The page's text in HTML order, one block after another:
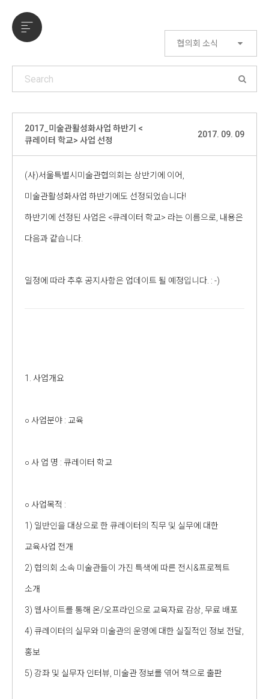
협의회 소식
2017_미술관활성화사업 하반기 <
큐레이터 학교> 사업 선정
2017. 09. 09
(사)서울특별시미술관협의회는 상반기에 이어,
미술관활성화사업 하반기에도 선정되었습니다!
하반기에 선정된 사업은 <큐레이터 학교> 라는 이름으로, 내용은
다음과 같습니다.
일정에 따라 추후 공지사항은 업데이트 될 예정입니다. : -)
1. 사업개요
○ 사업분야 : 교육
○ 사 업 명 : 큐레이터 학교
○ 사업목적 :
1) 일반인을 대상으로 한 큐레이터의 직무 및 실무에 대한
교육사업 전개
2) 협의회 소속 미술관들이 가진 특색에 따른 전시&프로젝트
소개
3) 웹사이트를 통해 온/오프라인으로 교육자료 감상, 무료 배포
4) 큐레이터의 실무와 미술관의 운영에 대한 실질적인 정보 전달,
홍보
5) 강좌 및 실무자 인터뷰, 미술관 정보를 엮어 책으로 출판